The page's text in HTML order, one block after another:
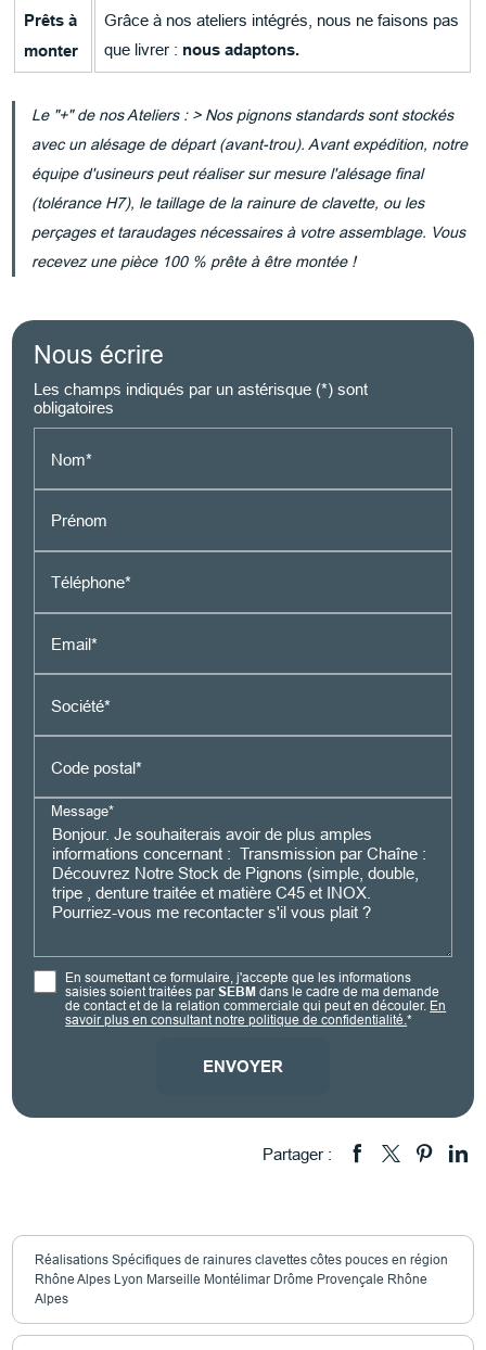
Prêts à
monter
Grâce à nos ateliers intégrés, nous ne faisons pas
que livrer : nous adaptons.
Le "+" de nos Ateliers :> Nos pignons standards sont stockés
avec un alésage de départ (avant-trou). Avant expédition, notre
équipe d'usineurs peut réaliser sur mesure l'alésage final
(tolérance H7), le taillage de la rainure de clavette, ou les
perçages et taraudagesnécessaires à votre assemblage. Vous
recevez une pièce 100 % prête à être montée !
Nous écrire
Les champs indiqués par un astérisque (*) sont
obligatoires
Nom*
Prénom
Téléphone*
Email*
Société*
Code postal*
Message*
En soumettant ce formulaire, j'accepte que les informations
saisies soient traitées parSEBM dans le cadre de ma demande
de contact et de la relation commerciale qui peut en découler. En
savoir plus en consultant notre politique de confidentialité.*
Partager :
Réalisations Spécifiques de rainures clavettes côtes pouces en région
Rhône Alpes Lyon Marseille Montélimar Drôme Provençale Rhône
Alpes